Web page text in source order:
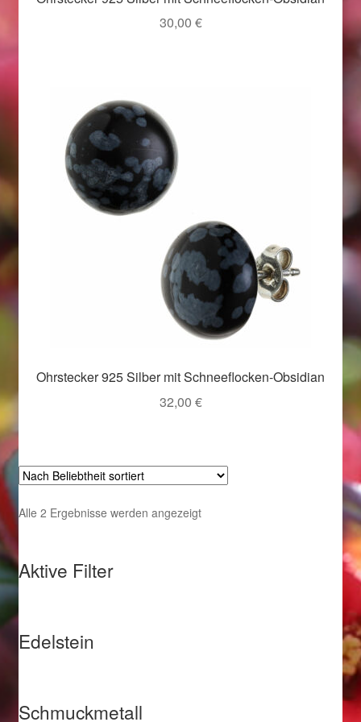
Karneval 2015 – Schmuck zu Fasching & Co.
Karneval 2019 – Schmuck zu Fasching & Co.
Karneval 2020 – Schmuck zu Fasching & Co.
Kasse
Liefer- und Versandkosten
Magisches und Festliches zu Halloween
Magisches und Festliches zu Halloween 2021
Magisches und Festliches zu Halloween 2022
Mein Konto
Ostergeschenke finden für Ostern 2015
Ostergeschenke finden für Ostern 2016
30,00 €
Ohrstecker 925 Silber mit Schneeflocken-Obsidian
32,00 €
Alle 2 Ergebnisse werden angezeigtNach
Aktive Filter
Edelstein
Schmuckmetall